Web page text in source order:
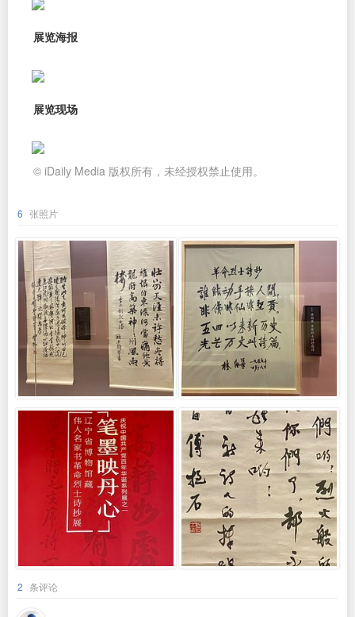
展览海报
展览现场
© iDaily Media 版权所有，未经授权禁止使用。
6 张照片
2 条评论